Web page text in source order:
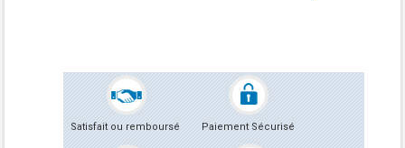
Satisfait ou remboursé Paiement Sécurisé